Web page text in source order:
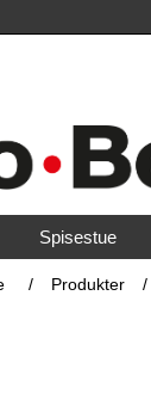
Spisestue
/ Produkter /